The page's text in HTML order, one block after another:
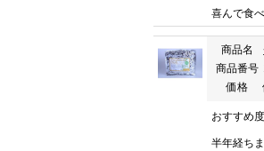
喜んで食
商品名
商品番号
価格
おすすめ度
半年経ち